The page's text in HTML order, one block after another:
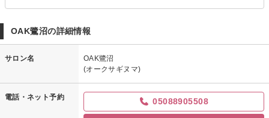
OAK鷺沼の詳細情報
サロン名
OAK鷺沼
(オークサギヌマ)
電話・ネット予約 05088905508